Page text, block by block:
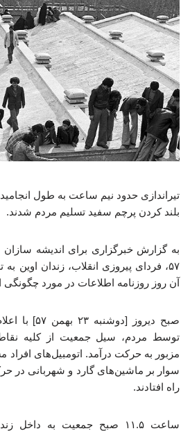
تیراندازی حدود نیم ساعت به طول
بلند کردن پرچم سفید تسلیم مردم شدند.
۵۷، فردای پیروزی انقلاب، زندان اوین
آن روز روزنامه اطلاعات در مورد
صبح دیروز
توسط مردم، سیل جمعیت از کلیه
مزبور به حرکت درآمد. اتومبیل‌های
سوار بر ماشین‌های گارد و شهربانی در
راه افتادند.
ساعت ۱۱.۵ صبح جمعیت به